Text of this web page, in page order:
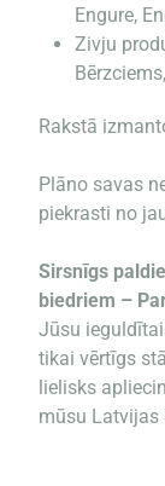
Engure,
Zivju
Rakstā
Plāno savas
piekrasti no
Sirsnīgs
biedriem –
Jūsu
tikai vērtīgs
lielisks
mūsu Latvijas